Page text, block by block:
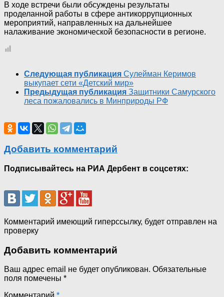
В ходе встречи были обсуждены результаты
проделанной работы в сфере антикоррупционных
мероприятий, направленных на дальнейшее
налаживание экономической безопасности в регионе.
Следующая публикация Сулейман Керимов
выкупает сети «Детский мир»
Предыдущая публикация Защитники Самурского
леса пожаловались в Минприроды РФ
Добавить комментарий
Подписывайтесь на РИА Дербент в соцсетях:
Комментарий имеющий гиперссылку, будет отправлен на
проверку
Добавить комментарий
Ваш адрес email не будет опубликован. Обязательные
поля помечены *